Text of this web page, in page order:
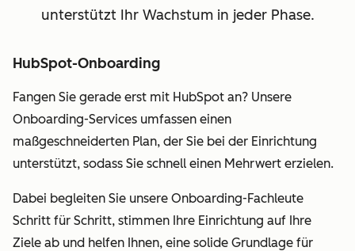
unterstützt Ihr Wachstum in jeder Phase.
HubSpot-Onboarding
Fangen Sie gerade erst mit HubSpot an? Unsere
Onboarding-Services umfassen einen
maßgeschneiderten Plan, der Sie bei der Einrichtung
unterstützt, sodass Sie schnell einen Mehrwert erzielen.
Dabei begleiten Sie unsere Onboarding-Fachleute
Schritt für Schritt, stimmen Ihre Einrichtung auf Ihre
Ziele ab und helfen Ihnen, eine solide Grundlage für